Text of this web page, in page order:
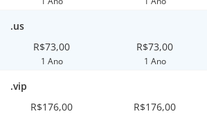
.us
R$73,00
1 Ano
R$73,00
1 Ano
.vip
R$176,00
R$176,00